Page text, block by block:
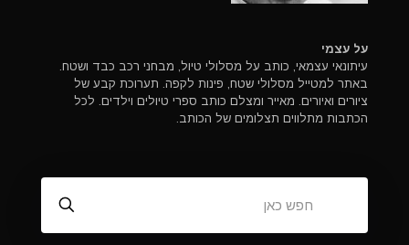
על עצמי
עיתונאי עצמאי, כותב על מסלולי טיול, מבחני רכב כבד ושטח.
באתר למטייל מסלולי שטח, פינות לקפה. תערוכת קבע של
ציורים ואיורים. מאייר ומצלם כותב ספרי טיולים וילדים. לכל
הכתבות מתלווים תצלומים של הכותב.